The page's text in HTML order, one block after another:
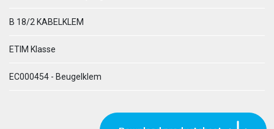
B 18/2 KABELKLEM
ETIM Klasse
EC000454 - Beugelklem